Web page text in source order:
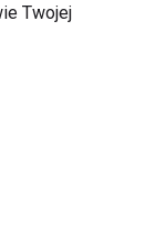
Twojej